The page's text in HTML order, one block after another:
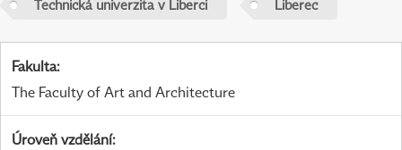
Technická univerzita v Liberci Liberec
Fakulta:
The Faculty of Art and Architecture
Úroveň vzdělání: